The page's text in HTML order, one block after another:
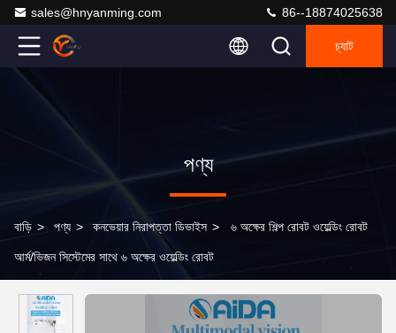
sales@hnyanming.com 86--18874025638
চ্যাট
পণ্য
বাড়ি > পণ্য > কনভেয়ার নিরাপত্তা ডিভাইস > ৬ অক্ষের শিল্প রোবট ওয়েল্ডিং রোবট
আর্ম/ভিজন সিস্টেমের সাথে ৬ অক্ষের ওয়েল্ডিং রোবট